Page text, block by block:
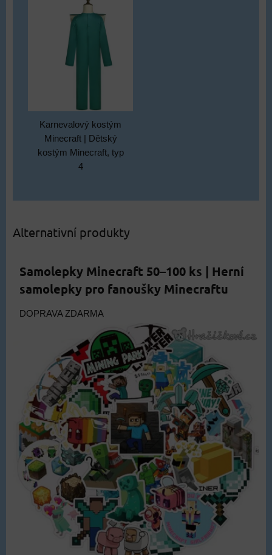
Karnevalový kostým
Minecraft | Dětský
kostým Minecraft, typ
4
Alternativní produkty
Samolepky Minecraft 50–100 ks | Herní
samolepky pro fanoušky Minecraftu
DOPRAVA ZDARMA